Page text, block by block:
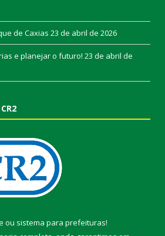
de Caxias 23 de abril de 2026
e planejar o futuro! 23 de abril de
ou sistema para prefeituras!